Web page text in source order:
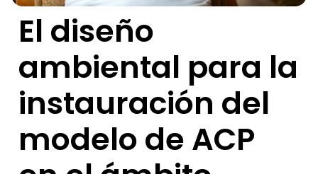
El diseño
ambiental para la
instauración del
modelo de ACP